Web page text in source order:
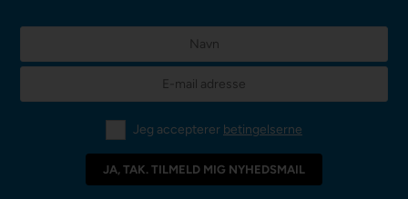
Jeg accepterer betingelserne